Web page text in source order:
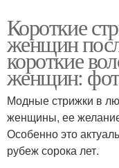
Короткие
женщин
короткие
женщин:
Модные стрижки в
женщины, ее
Особенно это
рубеж сорока лет.